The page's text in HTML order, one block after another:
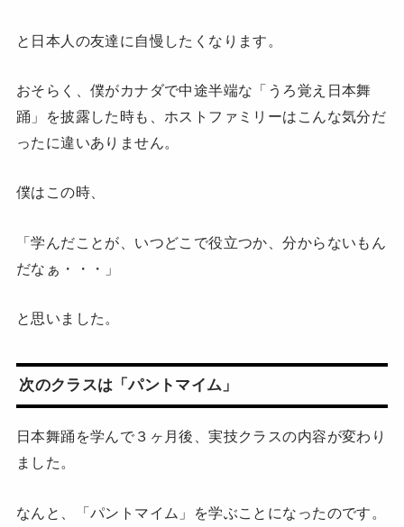
と日本人の友達に自慢したくなります。
おそらく、僕がカナダで中途半端な「うろ覚え日本舞
踊」を披露した時も、ホストファミリーはこんな気分だ
ったに違いありません。
僕はこの時、
「学んだことが、いつどこで役立つか、分からないもん
だなぁ・・・」
と思いました。
次のクラスは「パントマイム」
日本舞踊を学んで３ヶ月後、実技クラスの内容が変わり
ました。
なんと、「パントマイム」を学ぶことになったのです。